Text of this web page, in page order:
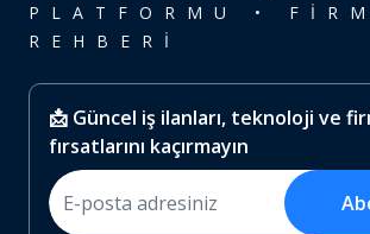
PLATFORMU •
REHBERİ
📩 Güncel iş ilanları, teknoloji ve
fırsatlarını kaçırmayın